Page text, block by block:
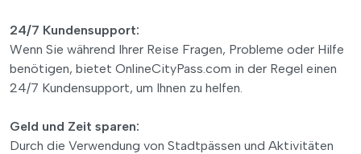
24/7 Kundensupport:
Wenn Sie während Ihrer Reise Fragen, Probleme oder Hilfe
benötigen, bietet OnlineCityPass.com in der Regel einen
24/7 Kundensupport, um Ihnen zu helfen.
Geld und Zeit sparen:
Durch die Verwendung von Stadtpässen und Aktivitäten